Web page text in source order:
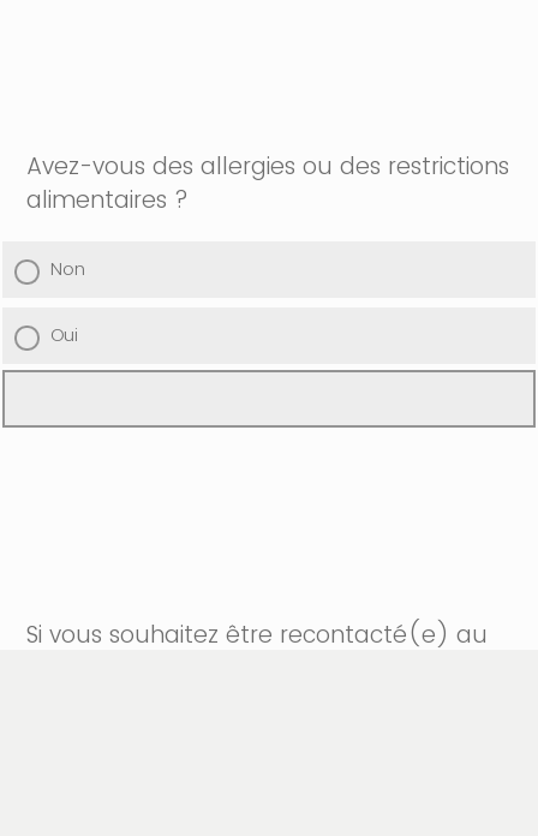
Avez-vous des allergies ou des restrictions
alimentaires ?
Non
Oui
Si vous souhaitez être recontacté(e) au